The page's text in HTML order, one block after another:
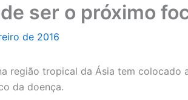
ser o próximo
de 2016
região tropical da Ásia tem
da doença.